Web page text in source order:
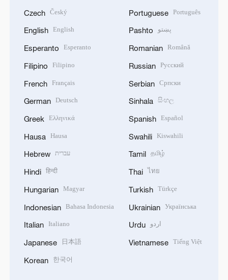
Czech Český
English English
Esperanto Esperanto
Filipino Filipino
French Français
German Deutsch
Greek Ελληνικά
Hausa Hausa
Hebrew עברית
Hindi हिन्दी
Hungarian Magyar
Indonesian Bahasa Indonesia
Italian Italiano
Japanese 日本語
Korean 한국어
Portuguese Português
Pashto پښتو
Romanian Română
Russian Русский
Serbian Српски
Sinhala සිංහල
Spanish Español
Swahili Kiswahili
Tamil தமிழ்
Thai ไทย
Turkish Türkçe
Ukrainian Українська
Urdu اردو
Vietnamese Tiếng Việt